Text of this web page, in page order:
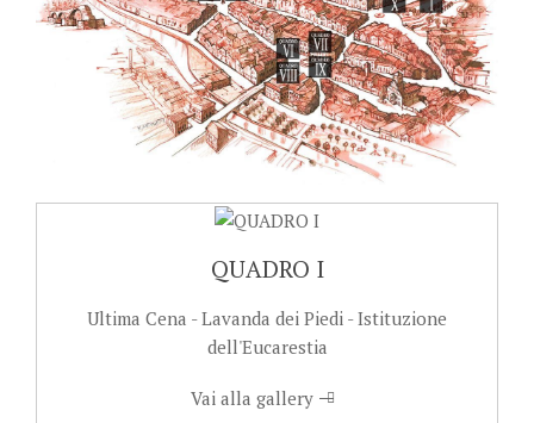
QUADRO I
Ultima Cena - Lavanda dei Piedi - Istituzione
dell'Eucarestia
Vai alla gallery